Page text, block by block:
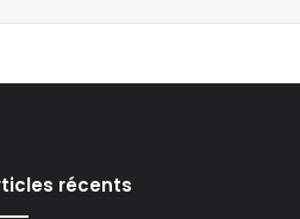
récents